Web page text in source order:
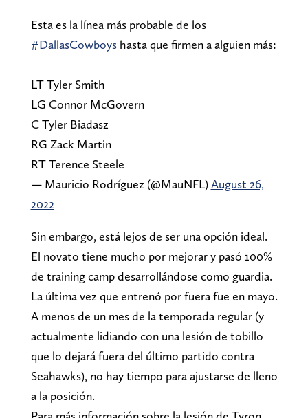
Esta es la línea más probable de los
#DallasCowboyshasta que firmen a alguien más:
LT Tyler Smith
LG Connor McGovern
C Tyler Biadasz
RG Zack Martin
RT Terence Steele
— Mauricio Rodríguez (@MauNFL)August 26,
2022
Sin embargo, está lejos de ser una opción ideal.
El novato tiene mucho por mejorar y pasó 100%
de training camp desarrollándose como guardia.
La última vez que entrenó por fuera fue en mayo.
A menos de un mes de la temporada regular (y
actualmente lidiando con una lesión de tobillo
que lo dejará fuera del último partido contra
Seahawks), no hay tiempo para ajustarse de lleno
a la posición.